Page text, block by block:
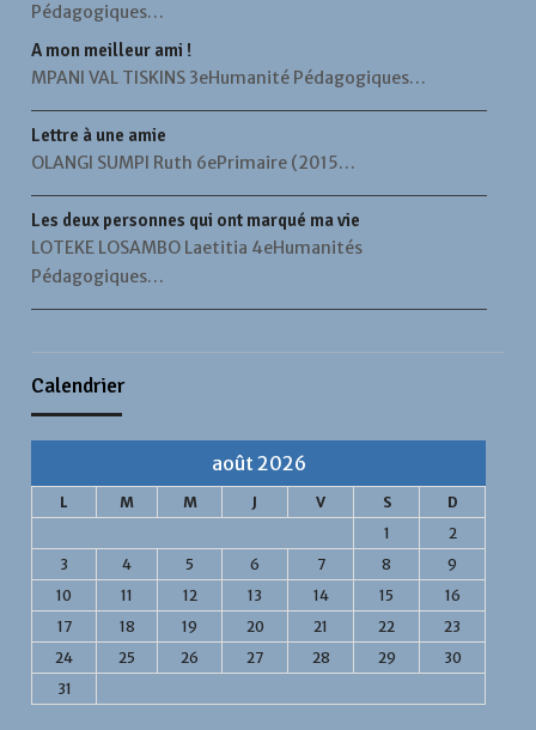
Pédagogiques…
A mon meilleur ami !
MPANI VAL TISKINS 3eHumanité Pédagogiques…
Lettre à une amie
OLANGI SUMPI Ruth 6ePrimaire (2015…
Les deux personnes qui ont marqué ma vie
LOTEKE LOSAMBO Laetitia 4eHumanités
Pédagogiques…
Calendrier
août 2026
L M M J V S
D
1
2
3
4 5 6 7 8
9
10
11 12 13 14 15
16
17
18 19 20 21 22
23
24
25 26 27 28 29
30
31